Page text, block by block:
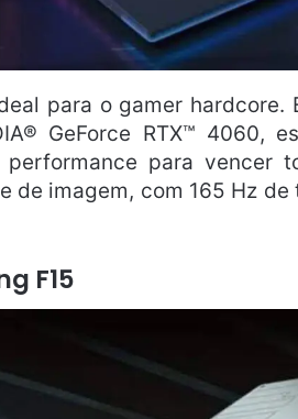
para o gamer
GeForce RTX™ 4060,
para vencer
de imagem, com 165 Hz
F15